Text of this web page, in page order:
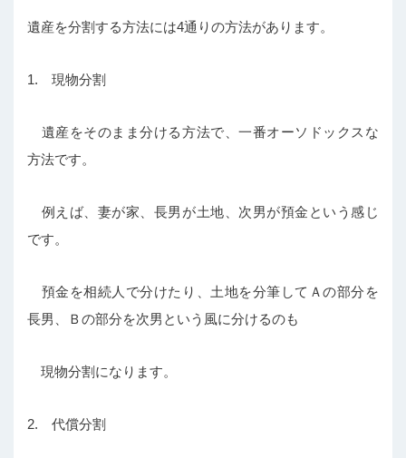
遺産を分割する方法には4通りの方法があります。
1. 現物分割
遺産をそのまま分ける方法で、一番オーソドックスな
方法です。
例えば、妻が家、長男が土地、次男が預金という感じ
です。
預金を相続人で分けたり、土地を分筆してＡの部分を
長男、Ｂの部分を次男という風に分けるのも
現物分割になります。
2. 代償分割